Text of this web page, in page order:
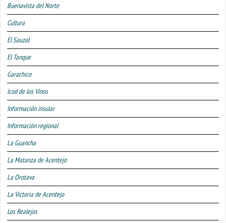
Buenavista del Norte
Cultura
El Sauzal
El Tanque
Garachico
Icod de los Vinos
Información insular
Información regional
La Guancha
La Matanza de Acentejo
La Orotava
La Victoria de Acentejo
Los Realejos